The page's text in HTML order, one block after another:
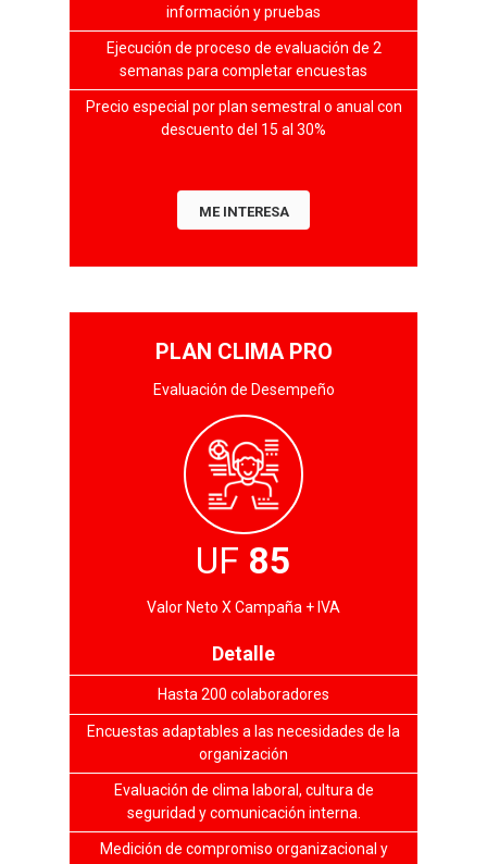
información y pruebas
Ejecución de proceso de evaluación de 2
semanas para completar encuestas
Precio especial por plan semestral o anual con
descuento del 15 al 30%
ME INTERESA
PLAN CLIMA PRO
Evaluación de Desempeño
UF 85
Valor Neto X Campaña + IVA
Detalle
Hasta 200 colaboradores
Encuestas adaptables a las necesidades de la
organización
Evaluación de clima laboral, cultura de
seguridad y comunicación interna.
Medición de compromiso organizacional y